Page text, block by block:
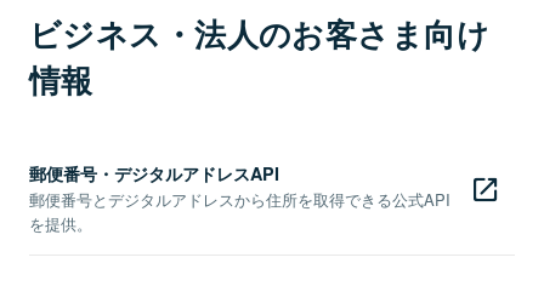
ビジネス・法人のお客さま向け
情報
郵便番号・デジタルアドレスAPI
郵便番号とデジタルアドレスから住所を取得できる公式API
を提供。